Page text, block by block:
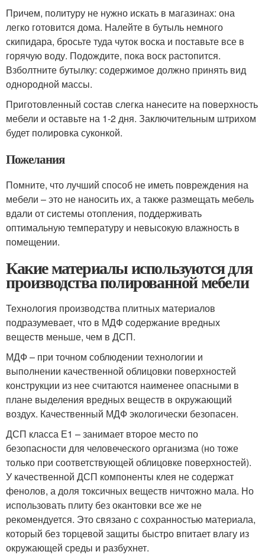
Причем, политуру не нужно искать в магазинах: она
легко готовится дома. Налейте в бутыль немного
скипидара, бросьте туда чуток воска и поставьте все в
горячую воду. Подождите, пока воск растопится.
Взболтните бутылку: содержимое должно принять вид
однородной массы.
Приготовленный состав слегка нанесите на поверхность
мебели и оставьте на 1-2 дня. Заключительным штрихом
будет полировка суконкой.
Пожелания
Помните, что лучший способ не иметь повреждения на
мебели – это не наносить их, а также размещать мебель
вдали от системы отопления, поддерживать
оптимальную температуру и невысокую влажность в
помещении.
Какие материалы используются для
производства полированной мебели
Технология производства плитных материалов
подразумевает, что в МДФ содержание вредных
веществ меньше, чем в ДСП.
МДФ – при точном соблюдении технологии и
выполнении качественной облицовки поверхностей
конструкции из нее считаются наименее опасными в
плане выделения вредных веществ в окружающий
воздух. Качественный МДФ экологически безопасен.
ДСП класса Е1 – занимает второе место по
безопасности для человеческого организма (но тоже
только при соответствующей облицовке поверхностей).
У качественной ДСП компоненты клея не содержат
фенолов, а доля токсичных веществ ничтожно мала. Но
использовать плиту без окантовки все же не
рекомендуется. Это связано с сохранностью материала,
который без торцевой защиты быстро впитает влагу из
окружающей среды и разбухнет.